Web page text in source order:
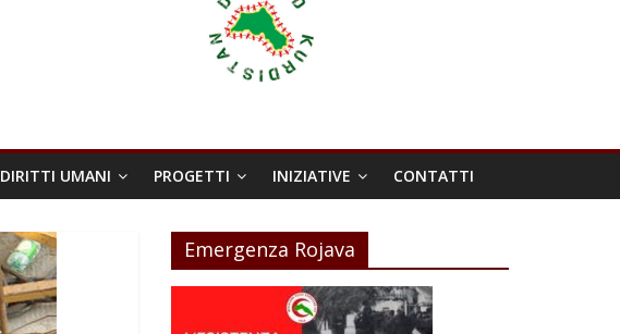
DIRITTI UMANI PROGETTI INIZIATIVE CONTATTI
Emergenza Rojava